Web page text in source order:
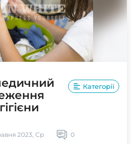
Категорії
2023, Ср 0